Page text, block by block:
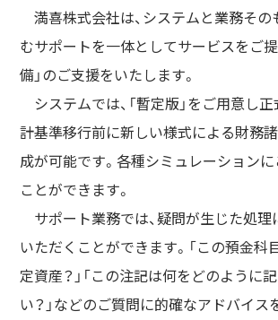
満喜株式会社は、システムと業務その
むサポートを一体としてサービスをご提
備」のご支援をいたします。
システムでは、「暫定版」をご用意し
計基準移行前に新しい様式による財務
成が可能です。各種シミュレーション
ことができます。
サポート業務では、疑問が生じた処
いただくことができます。「この預金科
定資産？」「この注記は何をどのように
い？」などのご質問に的確なアドバイス